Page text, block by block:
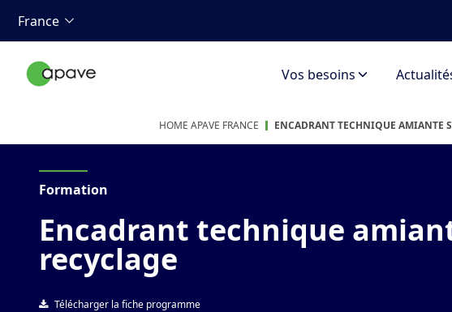
France
Vos besoins
HOME APAVE FRANCE ENCADRANT TECHNIQUE AMIANTE
Formation
Encadrant technique
recyclage
Télécharger la fiche programme